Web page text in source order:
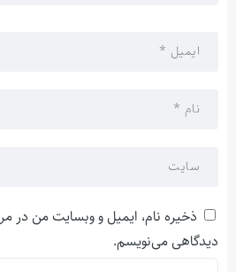
ذخیره نام، ایمیل و وبسایت من در
دیدگاهی می‌نویسم.